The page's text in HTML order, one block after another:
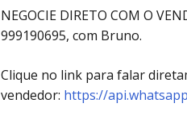
NEGOCIE DIRETO COM O
999190695, com Bruno.
Clique no link para falar
vendedor: https://